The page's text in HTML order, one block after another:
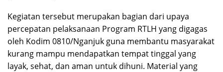
Kegiatan tersebut merupakan bagian dari upaya
percepatan pelaksanaan Program RTLH yang digagas
oleh Kodim 0810/Nganjuk guna membantu masyarakat
kurang mampu mendapatkan tempat tinggal yang
layak, sehat, dan aman untuk dihuni. Material yang